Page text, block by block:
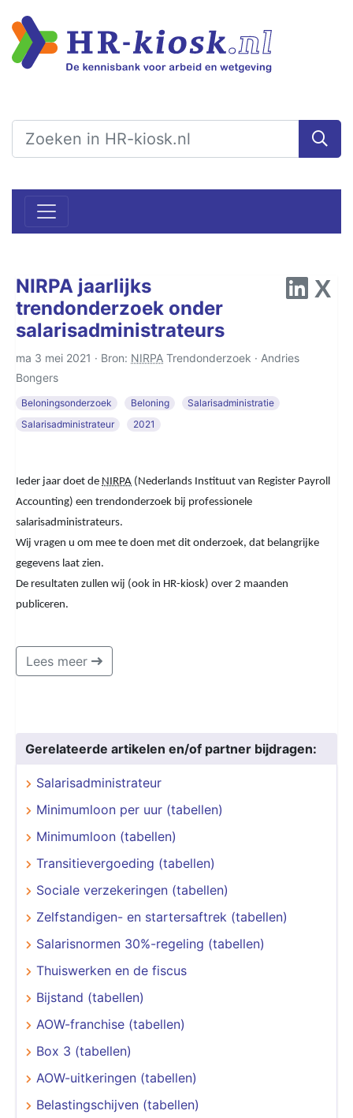
NIRPA jaarlijks
trendonderzoek onder
salarisadministrateurs
ma 3 mei 2021 · Bron: NIRPA Trendonderzoek · Andries
Bongers
Beloningsonderzoek Beloning
Salarisadministratie
Salarisadministrateur
2021
Ieder jaar doet de NIRPA (Nederlands Instituut van Register Payroll
Accounting) een trendonderzoek bij professionele
salarisadministrateurs.
Wij vragen u om mee te doen met dit onderzoek, dat belangrijke
gegevens laat zien.
De resultaten zullen wij (ook in HR-kiosk) over 2 maanden
publiceren.
Lees meer
Gerelateerde artikelen en/of partner bijdragen:
Salarisadministrateur
Minimumloon per uur (tabellen)
Minimumloon (tabellen)
Transitievergoeding (tabellen)
Sociale verzekeringen (tabellen)
Zelfstandigen- en startersaftrek (tabellen)
Salarisnormen 30%-regeling (tabellen)
Thuiswerken en de fiscus
Bijstand (tabellen)
AOW-franchise (tabellen)
Box 3 (tabellen)
AOW-uitkeringen (tabellen)
Belastingschijven (tabellen)